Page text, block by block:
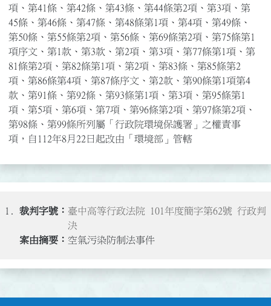
項、第41條、第42條、第43條、第44條第2項、第3項、第
45條、第46條、第47條、第48條第1項、第4項、第49條、
第50條、第55條第2項、第56條、第69條第2項、第75條第1
項序文、第1款、第3款、第2項、第3項、第77條第1項、第
81條第2項、第82條第1項、第2項、第83條、第85條第2
項、第86條第4項、第87條序文、第2款、第90條第1項第4
款、第91條、第92條、第93條第1項、第3項、第95條第1
項、第5項、第6項、第7項、第96條第2項、第97條第2項、
第98條、第99條所列屬「行政院環境保護署」之權責事
項，自112年8月22日起改由「環境部」管轄
1.
臺中高等行政法院 101年度簡字第62號 行政判
決
空氣污染防制法事件